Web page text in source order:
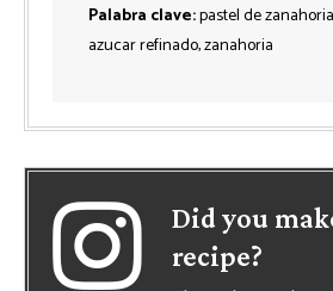
Palabra clave:pastel de
azucar refinado, zanahoria
Did you
recipe?